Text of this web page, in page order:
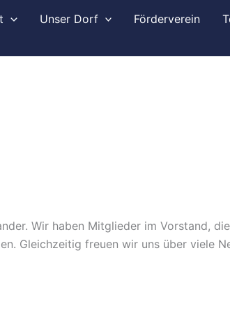
Unser Dorf Förderverein
Wir haben Mitglieder im Vorstand,
Gleichzeitig freuen wir uns über viele